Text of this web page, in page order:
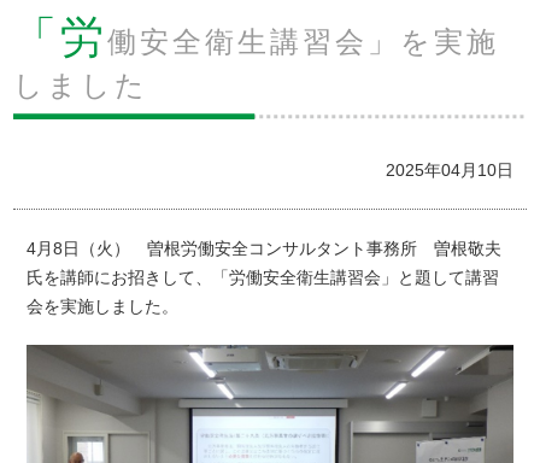
「労働安全衛生講習会」を実施
しました
2025年04月10日
4月8日（火） 曽根労働安全コンサルタント事務所 曽根敬夫
氏を講師にお招きして、「労働安全衛生講習会」と題して講習
会を実施しました。